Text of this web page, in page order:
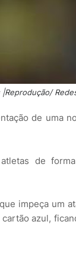
de uma
de
impeça um
azul,